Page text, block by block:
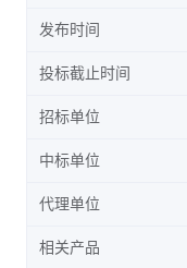
发布时间
投标截止时间
招标单位
中标单位
代理单位
相关产品